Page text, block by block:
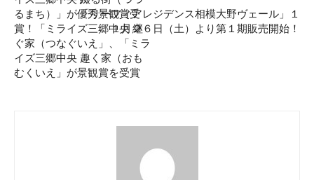
るまち）」が優秀景観賞受
賞！「ミライズ三郷中央 継
ぐ家（つなぐいえ」、「ミラ
イズ三郷中央 趣く家（おも
むくいえ」が景観賞を受賞
「リーフィアレジデンス相模大野ヴェール」１
１月２６日（土）より第１期販売開始！